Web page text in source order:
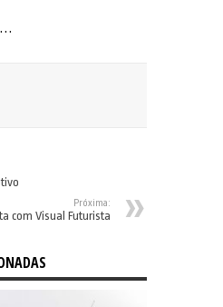
Próxima:
com Visual Futurista